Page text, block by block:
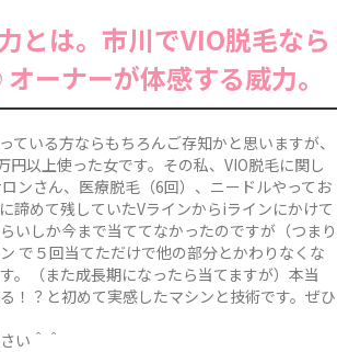
とは。市川でVIO脱毛なら
ーナーが体感する威力。
ている方ならもちろんご存知かと思いますが、
円以上使った女です。その私、VIO脱毛に関し
ンさん、医療脱毛（6回）、ニードルやってお
諦めて残していたVラインからiラインにかけて
いしか今まで当ててなかったのですが（つまり
で５回当てただけで他の部分とかわりなくな
。（また成長期になったら当てますが）本当
！？と初めて実感したマシンと技術です。ぜひ
い＾＾